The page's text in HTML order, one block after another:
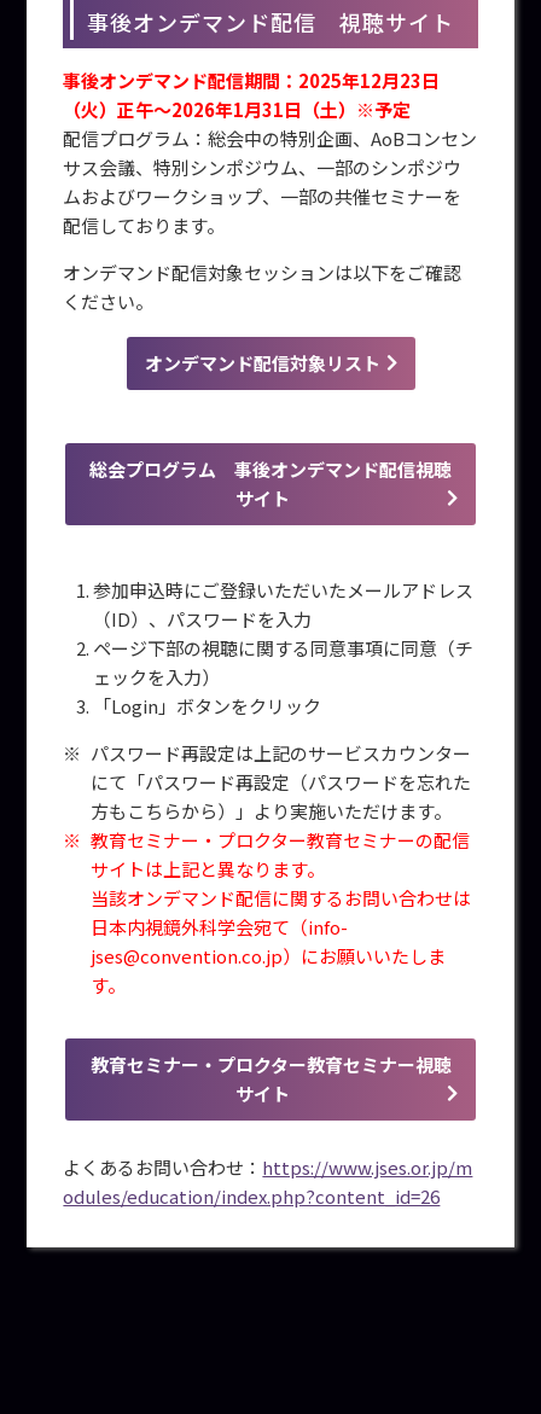
事後オンデマンド配信 視聴サイト
事後オンデマンド配信期間：2025年12月23日
（火）正午～2026年1月31日（土）※予定
配信プログラム：総会中の特別企画、AoBコンセン
サス会議、特別シンポジウム、一部のシンポジウ
ムおよびワークショップ、一部の共催セミナーを
配信しております。
オンデマンド配信対象セッションは以下をご確認
ください。
オンデマンド配信対象リスト
総会プログラム 事後オンデマンド配信視聴
サイト
参加申込時にご登録いただいたメールアドレス
（ID）、パスワードを入力
ページ下部の視聴に関する同意事項に同意（チ
ェックを入力）
「Login」ボタンをクリック
パスワード再設定は上記のサービスカウンター
にて「パスワード再設定（パスワードを忘れた
方もこちらから）」より実施いただけます。
教育セミナー・プロクター教育セミナーの配信
サイトは上記と異なります。
当該オンデマンド配信に関するお問い合わせは
日本内視鏡外科学会宛て（info-
jses@convention.co.jp）にお願いいたしま
す。
教育セミナー・プロクター教育セミナー視聴
サイト
よくあるお問い合わせ： https://www.jses.or.jp/m
odules/education/index.php?content_id=26